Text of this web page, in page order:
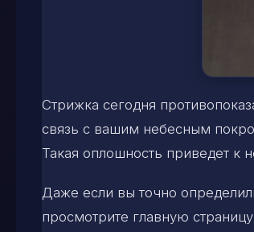
Стрижка сегодня
связь с вашим небесным
Такая оплошность приведет к
Даже если вы точно
просмотрите главную